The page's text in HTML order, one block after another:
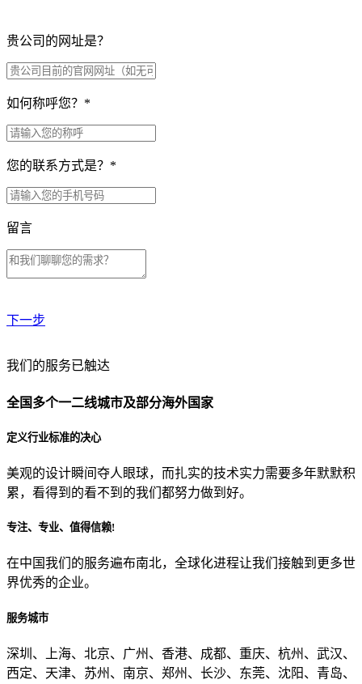
贵公司的网址是？
如何称呼您？ *
您的联系方式是？ *
留言
下一步
贵公司预算范围是？
贵公司的团队规模是？
目前主要的营销渠道是？
我们的服务已触达
全国多个一二线城市及部分海外国家
定义行业标准的决心
美观的设计瞬间夺人眼球，而扎实的技术实力需要多年默默积
累，看得到的看不到的我们都努力做到好。
专注、专业、值得信赖!
在中国我们的服务遍布南北，全球化进程让我们接触到更多世
界优秀的企业。
服务城市
深圳、上海、北京、广州、香港、成都、重庆、杭州、武汉、
西定、天津、苏州、南京、郑州、长沙、东莞、沈阳、青岛、